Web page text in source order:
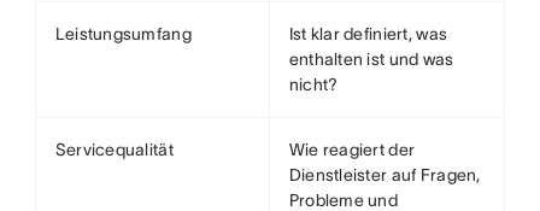
Leistungsumfang
Ist klar definiert, was
enthalten ist und was
nicht?
Servicequalität
Wie reagiert der
Dienstleister auf Fragen,
Probleme und